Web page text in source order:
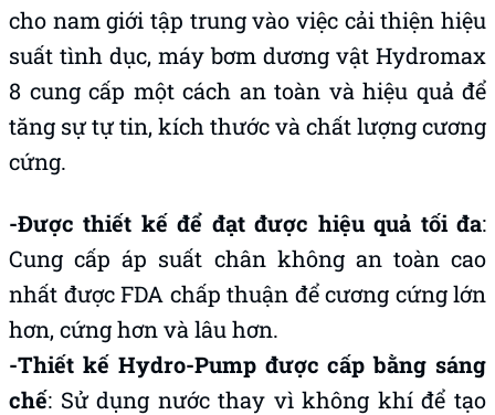
cho nam giới tập trung vào việc cải thiện hiệu
suất tình dục, máy bơm dương vật Hydromax
8 cung cấp một cách an toàn và hiệu quả để
tăng sự tự tin, kích thước và chất lượng cương
cứng.
-Được thiết kế để đạt được hiệu quả tối đa:
Cung cấp áp suất chân không an toàn cao
nhất được FDA chấp thuận để cương cứng lớn
hơn, cứng hơn và lâu hơn.
-Thiết kế Hydro-Pump được cấp bằng sáng
chế: Sử dụng nước thay vì không khí để tạo